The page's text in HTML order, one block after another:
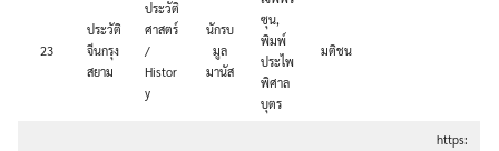
23
ประวัติ
จีนกรุง
สยาม
ประวัติ
ศาสตร์
/
Histor
y
นักรบ
มูล
มานัส
ซุน,
พิมพ์
ประไพ
พิศาล
บุตร
มติชน
https: